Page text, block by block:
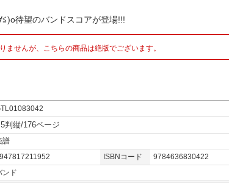
待望のバンドスコアが登場!!!
ませんが、こちらの商品は絶版でございます。
判縦/176ページ
譜
ISBNコード
9784636830422
ンド